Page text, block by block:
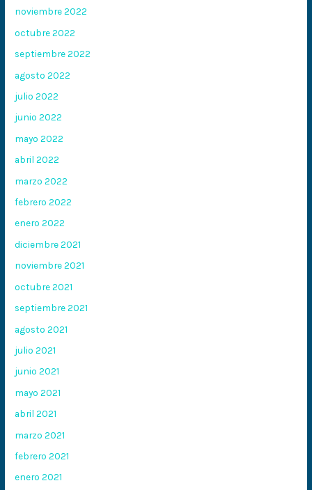
noviembre 2022
octubre 2022
septiembre 2022
agosto 2022
julio 2022
junio 2022
mayo 2022
abril 2022
marzo 2022
febrero 2022
enero 2022
diciembre 2021
noviembre 2021
octubre 2021
septiembre 2021
agosto 2021
julio 2021
junio 2021
mayo 2021
abril 2021
marzo 2021
febrero 2021
enero 2021